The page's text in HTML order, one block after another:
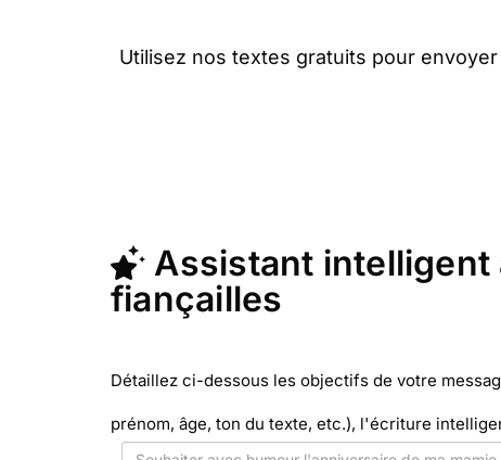
Utilisez nos textes gratuits pour
En quelques clics, récupérez le texte
Facteur (c'est rapide et pas cher).
Assistant intelligent
fiançailles
Détaillez ci-dessous les objectifs de votre
prénom, âge, ton du texte, etc.), l'écriture